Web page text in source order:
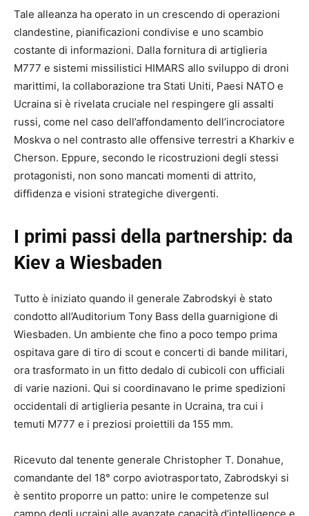
Tale alleanza ha operato in un crescendo di operazioni
clandestine, pianificazioni condivise e uno scambio
costante di informazioni. Dalla fornitura di artiglieria
M777 e sistemi missilistici HIMARS allo sviluppo di droni
marittimi, la collaborazione tra Stati Uniti, Paesi NATO e
Ucraina si è rivelata cruciale nel respingere gli assalti
russi, come nel caso dell’affondamento dell’incrociatore
Moskva o nel contrasto alle offensive terrestri a Kharkiv e
Cherson. Eppure, secondo le ricostruzioni degli stessi
protagonisti, non sono mancati momenti di attrito,
diffidenza e visioni strategiche divergenti.
I primi passi della partnership: da
Kiev a Wiesbaden
Tutto è iniziato quando il generale Zabrodskyi è stato
condotto all’Auditorium Tony Bass della guarnigione di
Wiesbaden. Un ambiente che fino a poco tempo prima
ospitava gare di tiro di scout e concerti di bande militari,
ora trasformato in un fitto dedalo di cubicoli con ufficiali
di varie nazioni. Qui si coordinavano le prime spedizioni
occidentali di artiglieria pesante in Ucraina, tra cui i
temuti M777 e i preziosi proiettili da 155 mm.
Ricevuto dal tenente generale Christopher T. Donahue,
comandante del 18° corpo aviotrasportato, Zabrodskyi si
è sentito proporre un patto: unire le competenze sul